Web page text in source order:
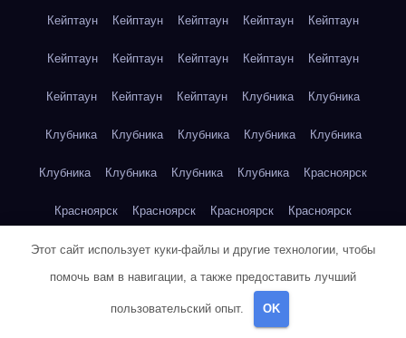
Кейптаун Кейптаун Кейптаун Кейптаун Кейптаун
Кейптаун Кейптаун Кейптаун Кейптаун Кейптаун
Кейптаун Кейптаун Кейптаун Клубника Клубника
Клубника Клубника Клубника Клубника Клубника
Клубника Клубника Клубника Клубника Красноярск
Красноярск Красноярск Красноярск Красноярск
Красноярск Красноярск Красноярск Красноярск
Красноярск Красноярск Красноярск
Кукуруза
Этот сайт использует куки-файлы и другие технологии, чтобы
помочь вам в навигации, а также предоставить лучший
пользовательский опыт. OK